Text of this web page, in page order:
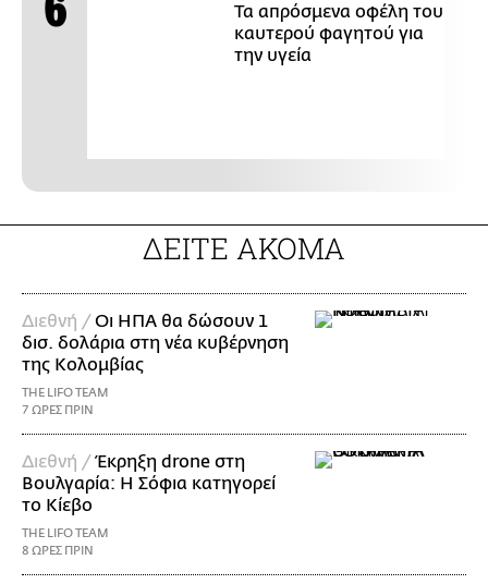
Τα απρόσμενα οφέλη του
καυτερού φαγητού για
την υγεία
ΔΕΙΤΕ ΑΚΟΜΑ
Διεθνή /Οι ΗΠΑ θα δώσουν 1
δισ. δολάρια στη νέα κυβέρνηση
της Κολομβίας
THE LIFO TEAM
7 ΩΡΕΣ ΠΡΙΝ
Διεθνή /Έκρηξη drone στη
Βουλγαρία: Η Σόφια κατηγορεί
το Κίεβο
THE LIFO TEAM
8 ΩΡΕΣ ΠΡΙΝ